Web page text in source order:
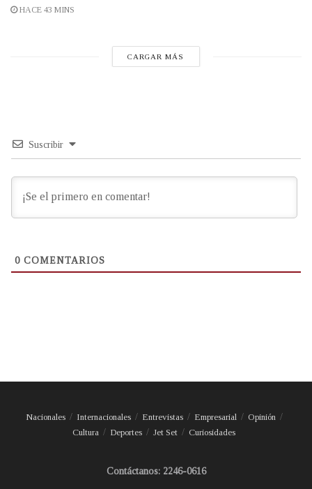
HACE 43 MINS
CARGAR MÁS
Suscribir
0 COMENTARIOS
Nacionales Internacionales Entrevistas Empresarial
Opinión
Cultura
Deportes Jet Set Curiosidades
Contáctanos: 2246-0616